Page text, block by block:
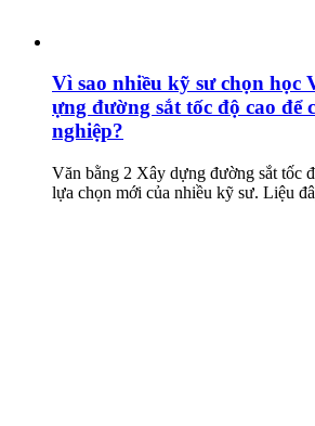
Vì sao nhiều kỹ sư chọn học
ựng đường sắt tốc độ cao để
nghiệp?
Văn bằng 2 Xây dựng đường sắt tốc
lựa chọn mới của nhiều kỹ sư. Liệu